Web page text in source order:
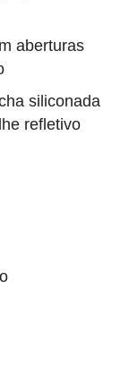
aberturas
siliconada
refletivo